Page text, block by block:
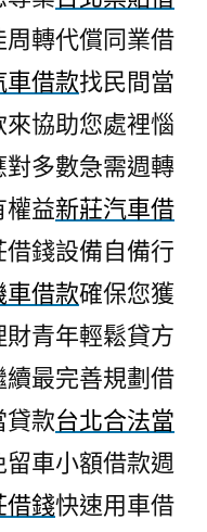
轉代償同業借
車借款找民間當
協助您處裡惱
對多數急需週轉
權益新莊汽車借
錢設備自備行
車借款確保您獲
青年輕鬆貸方
續最完善規劃借
貸款台北合法當
車小額借款週
借錢快速用車借